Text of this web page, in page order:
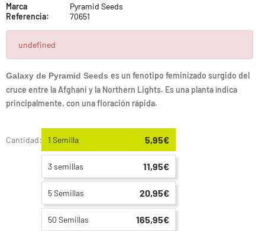
Marca
Pyramid Seeds
Referencia:
70651
undefined
Galaxy de Pyramid Seeds es un fenotipo feminizado surgido del
cruce entre la Afghani y la Northern Lights. Es una planta índica
principalmente, con una floración rápida.
Cantidad: 1 Semilla 5,95€
3 semillas 11,95€
5 Semillas 20,95€
50 Semillas 165,95€